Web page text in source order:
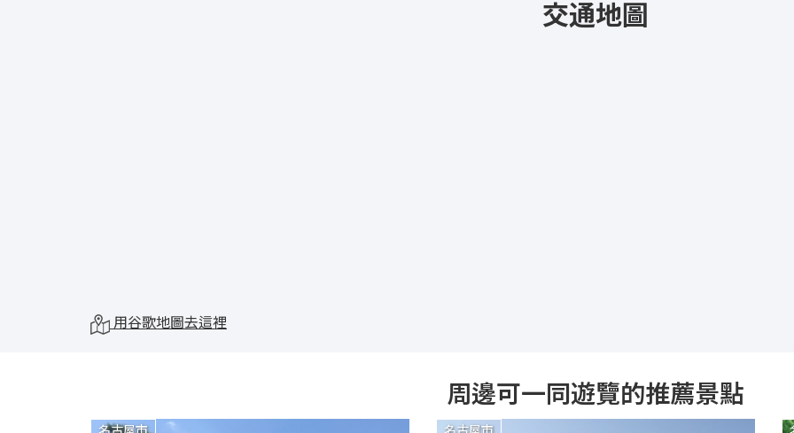
交通地圖
用谷歌地圖去這裡
周邊可一同遊覽的推薦景點
名古屋市 名古屋市